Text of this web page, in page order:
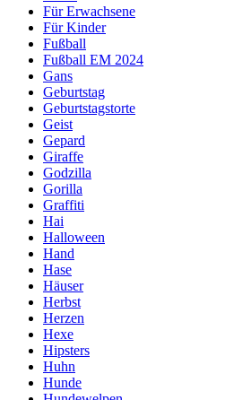
Für Erwachsene
Für Kinder
Fußball
Fußball EM 2024
Gans
Geburtstag
Geburtstagstorte
Geist
Gepard
Giraffe
Godzilla
Gorilla
Graffiti
Hai
Halloween
Hand
Hase
Häuser
Herbst
Herzen
Hexe
Hipsters
Huhn
Hunde